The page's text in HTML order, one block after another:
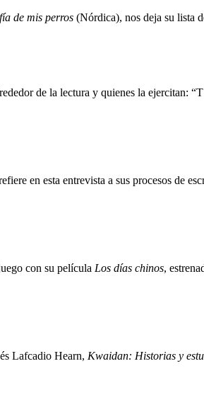
de mis perros (Nórdica), nos deja su lista
de la lectura y quienes la ejercitan:
en esta entrevista a sus procesos de
con su película Los días chinos,
Lafcadio Hearn, Kwaidan: Historias y